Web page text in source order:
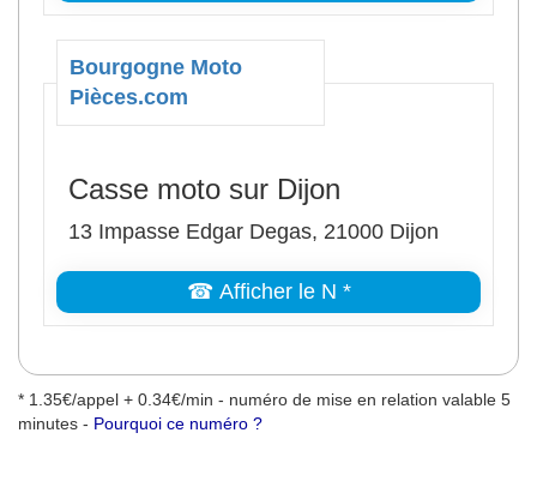
Bourgogne Moto
Pièces.com
Casse moto sur Dijon
13 Impasse Edgar Degas, 21000 Dijon
☎ Afficher le N *
* 1.35€/appel + 0.34€/min - numéro de mise en relation valable 5
minutes - Pourquoi ce numéro ?